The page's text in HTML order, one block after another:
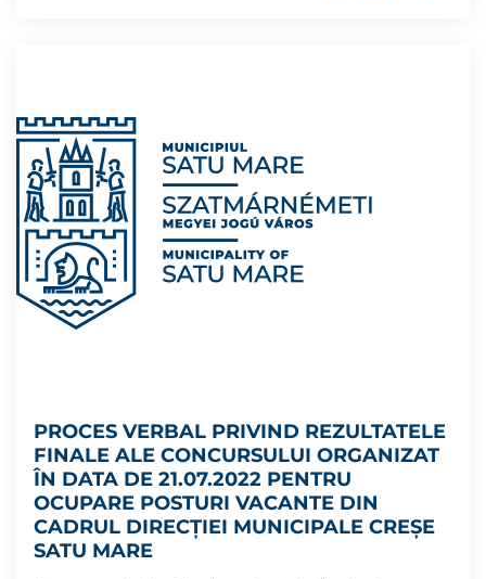
PROCES VERBAL PRIVIND REZULTATELE
FINALE ALE CONCURSULUI ORGANIZAT
ÎN DATA DE 21.07.2022 PENTRU
OCUPARE POSTURI VACANTE DIN
CADRUL DIRECȚIEI MUNICIPALE CREȘE
SATU MARE